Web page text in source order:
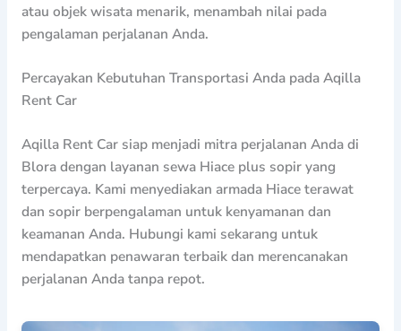
atau objek wisata menarik, menambah nilai pada
pengalaman perjalanan Anda.
Percayakan Kebutuhan Transportasi Anda pada Aqilla
Rent Car
Aqilla Rent Car siap menjadi mitra perjalanan Anda di
Blora dengan layanan sewa Hiace plus sopir yang
terpercaya. Kami menyediakan armada Hiace terawat
dan sopir berpengalaman untuk kenyamanan dan
keamanan Anda. Hubungi kami sekarang untuk
mendapatkan penawaran terbaik dan merencanakan
perjalanan Anda tanpa repot.